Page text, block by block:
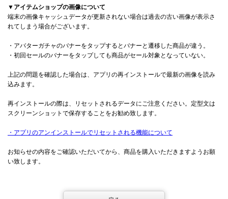
▼アイテムショップの画像について
端末の画像キャッシュデータが更新されない場合は過去の古い画像が表示さ
れてしまう場合がございます。
・アバターガチャのバナーをタップするとバナーと遷移した商品が違う。
・初回セールのバナーをタップしても商品がセール対象となっていない。
上記の問題を確認した場合は、アプリの再インストールで最新の画像を読み
込みます。
再インストールの際は、リセットされるデータにご注意ください。定型文は
スクリーンショットで保存することをお勧め致します。
・アプリのアンインストールでリセットされる機能について
お知らせの内容をご確認いただいてから、商品を購入いただきますようお願
い致します。